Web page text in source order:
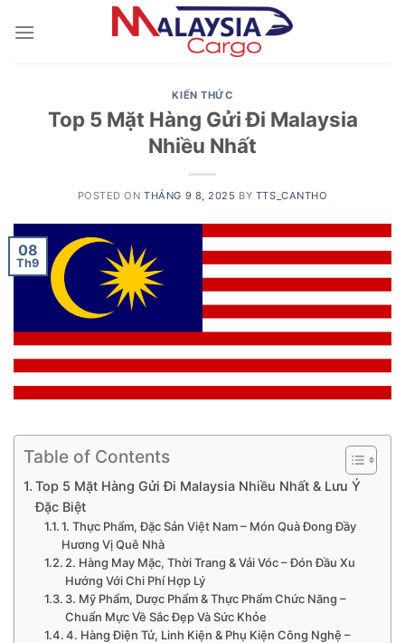
KIẾN THỨC
Top 5 Mặt Hàng Gửi Đi Malaysia
Nhiều Nhất
POSTED ONTHÁNG 9 8, 2025 BY TTS_CANTHO
08
Th9
Table of Contents
Top 5 Mặt Hàng Gửi Đi Malaysia Nhiều Nhất & Lưu Ý
Đặc Biệt
1. Thực Phẩm, Đặc Sản Việt Nam – Món Quà Đong Đầy
Hương Vị Quê Nhà
2. Hàng May Mặc, Thời Trang & Vải Vóc – Đón Đầu Xu
Hướng Với Chi Phí Hợp Lý
3. Mỹ Phẩm, Dược Phẩm & Thực Phẩm Chức Năng –
Chuẩn Mực Về Sắc Đẹp Và Sức Khỏe
4. Hàng Điện Tử, Linh Kiện & Phụ Kiện Công Nghệ –